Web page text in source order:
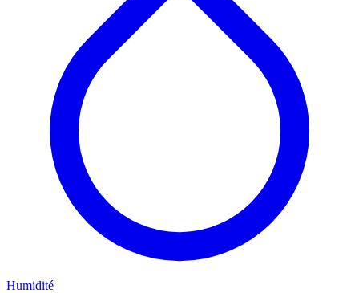
Humidité